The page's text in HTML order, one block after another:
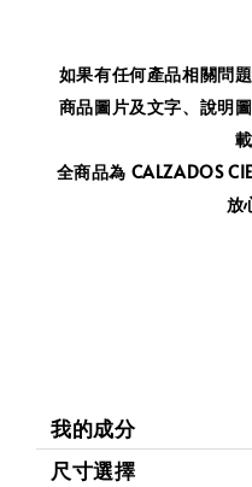
如果有任何產品相關問
商品圖片及文字、說明
全商品為 CALZADOS
放
我的成分
尺寸選擇